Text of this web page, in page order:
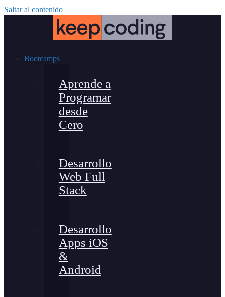
Saltar al contenido
Bootcamps
Aprende a
Programar
desde
Cero
Desarrollo
Web Full
Stack
Desarrollo
Apps iOS
&
Android